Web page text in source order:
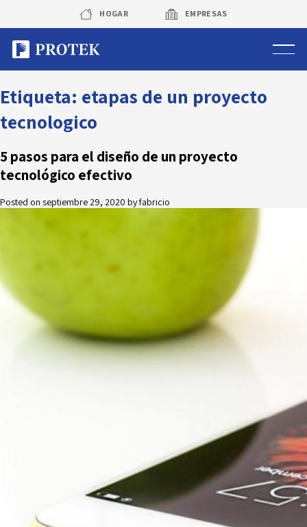
content
HOGAR EMPRESAS
Sistema de alarmas
Rastreo vehicular GPS
Protek Personas
Corredora de seguros
Novedades
Etiqueta: etapas de un proyecto
tecnologico
5 pasos para el diseño de un proyecto
tecnológico efectivo
Posted on septiembre 29, 2020 byfabricio